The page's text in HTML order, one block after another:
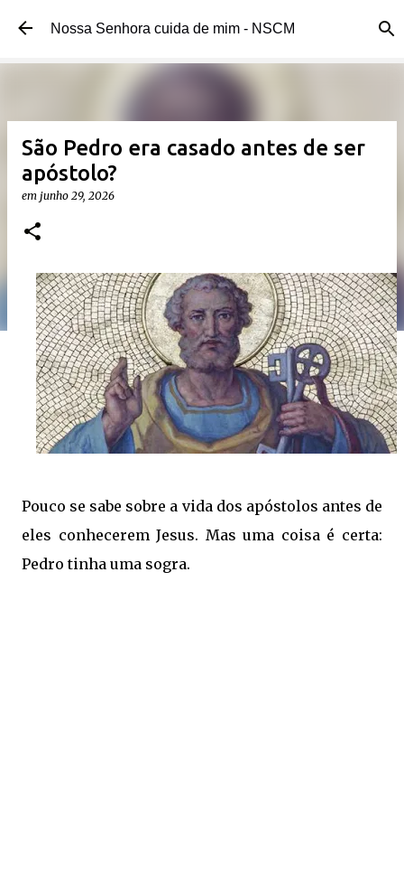
Pular para o conteúdo principal
Nossa Senhora cuida de mim - NSCM
São Pedro era casado antes de ser
apóstolo?
em junho 29, 2026
Pouco se sabe sobre a vida dos apóstolos antes de
eles conhecerem Jesus. Mas uma coisa é certa:
Pedro tinha uma sogra.